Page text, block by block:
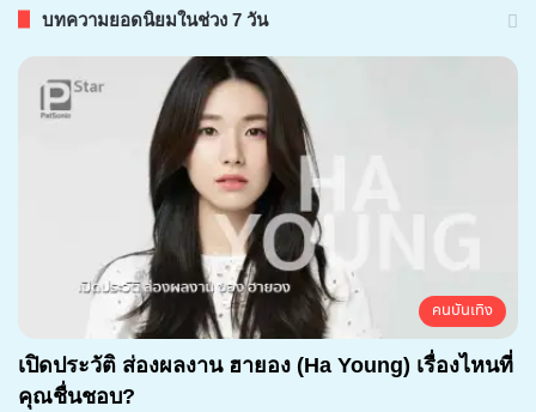
บทความยอดนิยมในช่วง 7 วัน
คนบันเทิง
เปิดประวัติ ส่องผลงาน ฮายอง (Ha Young) เรื่องไหนที่
คุณชื่นชอบ?